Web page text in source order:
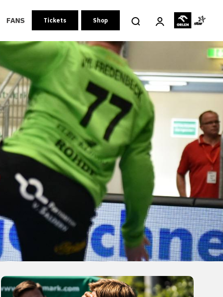
FANS Tickets Shop